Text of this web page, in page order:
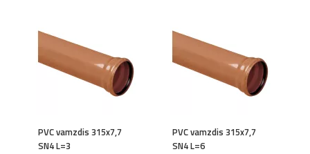
PVC vamzdis 315x7,7
SN4 L=3
PVC vamzdis 315x7,7
SN4 L=6